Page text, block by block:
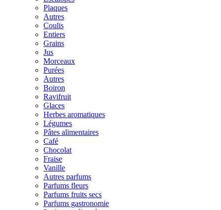
Plaques
Autres
Coulis
Entiers
Grains
Jus
Morceaux
Purées
Autres
Boiron
Ravifruit
Glaces
Herbes aromatiques
Légumes
Pâtes alimentaires
Café
Chocolat
Fraise
Vanille
Autres parfums
Parfums fleurs
Parfums fruits secs
Parfums gastronomie